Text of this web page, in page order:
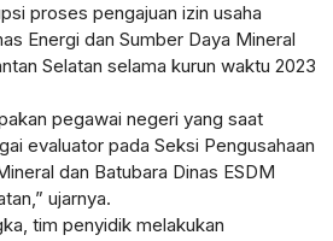
proses pengajuan izin usaha
Energi dan Sumber Daya Mineral
Selatan selama kurun waktu 2023
pegawai negeri yang saat
evaluator pada Seksi Pengusahaan
dan Batubara Dinas ESDM
ujarnya.
tim penyidik melakukan